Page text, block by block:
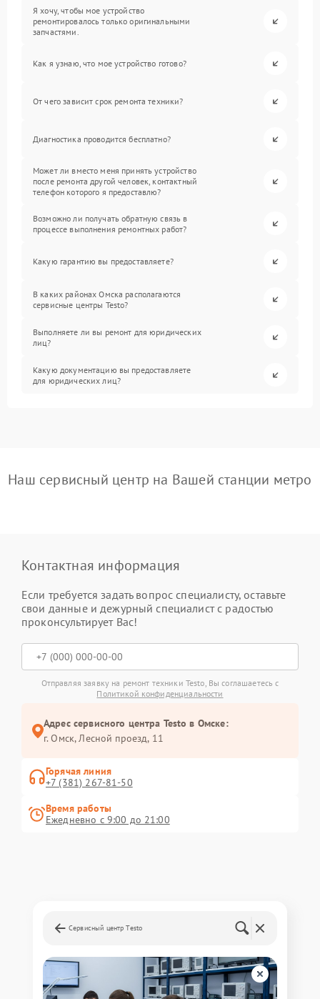
Я хочу, чтобы мое устройство
ремонтировалось только оригинальными
запчастями.
Как я узнаю, что мое устройство готово?
От чего зависит срок ремонта техники?
Диагностика проводится бесплатно?
Может ли вместо меня принять устройство
после ремонта другой человек, контактный
телефон которого я предоставлю?
Возможно ли получать обратную связь в
процессе выполнения ремонтных работ?
Какую гарантию вы предоставляете?
В каких районах Омска располагаются
сервисные центры Testo?
Выполняете ли вы ремонт для юридических
лиц?
Какую документацию вы предоставляете
для юридических лиц?
Наш сервисный центр на Вашей станции метро
Контактная информация
Если требуется задать вопрос специалисту, оставьте
свои данные и дежурный специалист с радостью
проконсультирует Вас!
Отправляя заявку на ремонт техники Testo, Вы соглашаетесь с
Политикой конфиденциальности
Адрес сервисного центра Testo в Омске:
г. Омск, ​Лесной проезд, 11
Горячая линия
+7 (381) 267-81-50
Время работы
Ежедневно с 9:00 до 21:00
Сервисный центр Testo